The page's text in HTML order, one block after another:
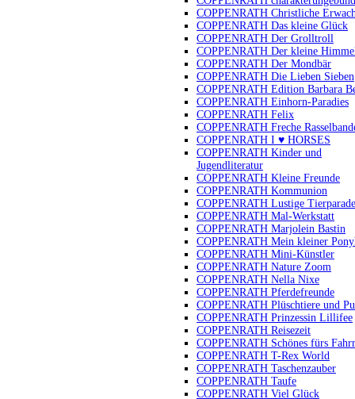
COPPENRATH Christliche
COPPENRATH Das kleine Glück
COPPENRATH Der Grolltroll
COPPENRATH Der kleine
COPPENRATH Der Mondbär
COPPENRATH Die Lieben Sieben
COPPENRATH Edition Barbara
COPPENRATH Einhorn-Paradies
COPPENRATH Felix
COPPENRATH Freche
COPPENRATH I ♥ HORSES
COPPENRATH Kinder und
Jugendliteratur
COPPENRATH Kleine Freunde
COPPENRATH Kommunion
COPPENRATH Lustige Tierparade
COPPENRATH Mal-Werkstatt
COPPENRATH Marjolein Bastin
COPPENRATH Mein kleiner
COPPENRATH Mini-Künstler
COPPENRATH Nature Zoom
COPPENRATH Nella Nixe
COPPENRATH Pferdefreunde
COPPENRATH Plüschtiere und
COPPENRATH Prinzessin Lillifee
COPPENRATH Reisezeit
COPPENRATH Schönes fürs
COPPENRATH T-Rex World
COPPENRATH Taschenzauber
COPPENRATH Taufe
COPPENRATH Viel Glück